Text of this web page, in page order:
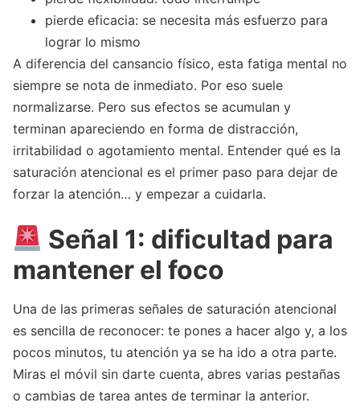
pierde eficacia: se necesita más esfuerzo para
lograr lo mismo
A diferencia del cansancio físico, esta fatiga mental no
siempre se nota de inmediato. Por eso suele
normalizarse. Pero sus efectos se acumulan y
terminan apareciendo en forma de distracción,
irritabilidad o agotamiento mental. Entender qué es la
saturación atencional es el primer paso para dejar de
forzar la atención… y empezar a cuidarla.
Señal 1: dificultad para
mantener el foco
Una de las primeras señales de saturación atencional
es sencilla de reconocer: te pones a hacer algo y, a los
pocos minutos, tu atención ya se ha ido a otra parte.
Miras el móvil sin darte cuenta, abres varias pestañas
o cambias de tarea antes de terminar la anterior.